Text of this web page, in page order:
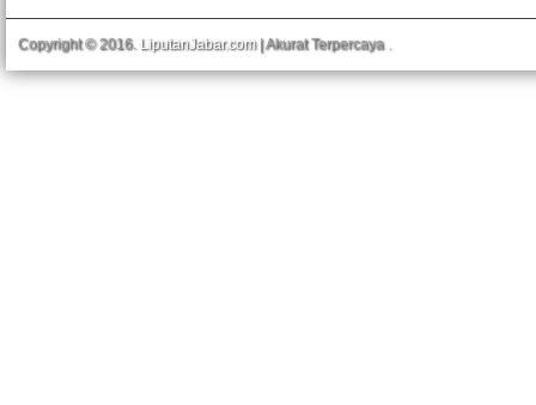
Copyright © 2016. LiputanJabar.com| Akurat Terpercaya